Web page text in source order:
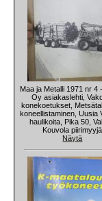
Maa ja Metalli 1971 nr 4
Oy asiakaslehti,
konekoetukset,
koneellistaminen, Uusia
haulikoita, Pika 50,
Kouvola piirimyyjä
Näytä